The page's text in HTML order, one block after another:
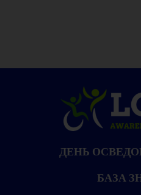
ДЕНЬ
БАЗА